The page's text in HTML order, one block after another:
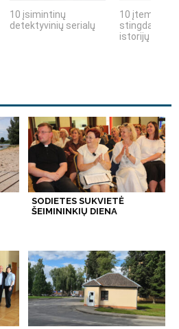
10 įsimintinų
detektyvinių serialų
10 įtemptų,
stingdančių
istorijų
SODIETES SUKVIETĖ
ŠEIMININKIŲ DIENA